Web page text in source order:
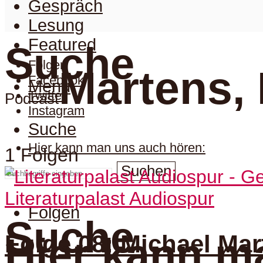
Folgen
Facebook
Twitter
Instagram
Hier kann man uns auch hören:
Suche
Suchen
Folgen
Gespräch
Lesung
Featured
Menu
Suche
Suche
PodcastMartens,
1 Folgen
Literaturpalast Audiospur
Folge 08: Michael